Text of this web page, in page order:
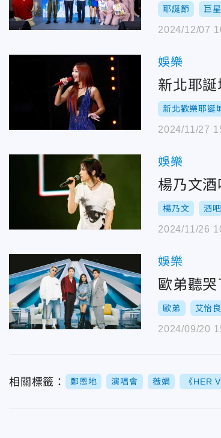
耶誕節 巨
2024/12/07
娛樂
新北耶
新北歡樂耶誕
2024/11/27
娛樂
楊乃文
楊乃文 酒吧
2024/11/26
娛樂
歐弟聽
歐弟 艾怡良
2024/09/20
相關標籤： 鄭恩地 演唱會 薇娟 《HER